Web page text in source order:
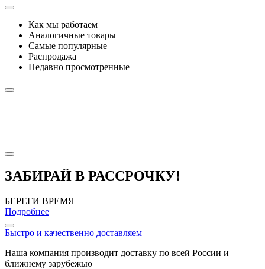
Как мы работаем
Аналогичные товары
Самые популярные
Распродажа
Недавно просмотренные
ЗАБИРАЙ В РАССРОЧКУ!
БЕРЕГИ ВРЕМЯ
Подробнее
Быстро и качественно доставляем
Наша компания производит доставку по всей России и
ближнему зарубежью